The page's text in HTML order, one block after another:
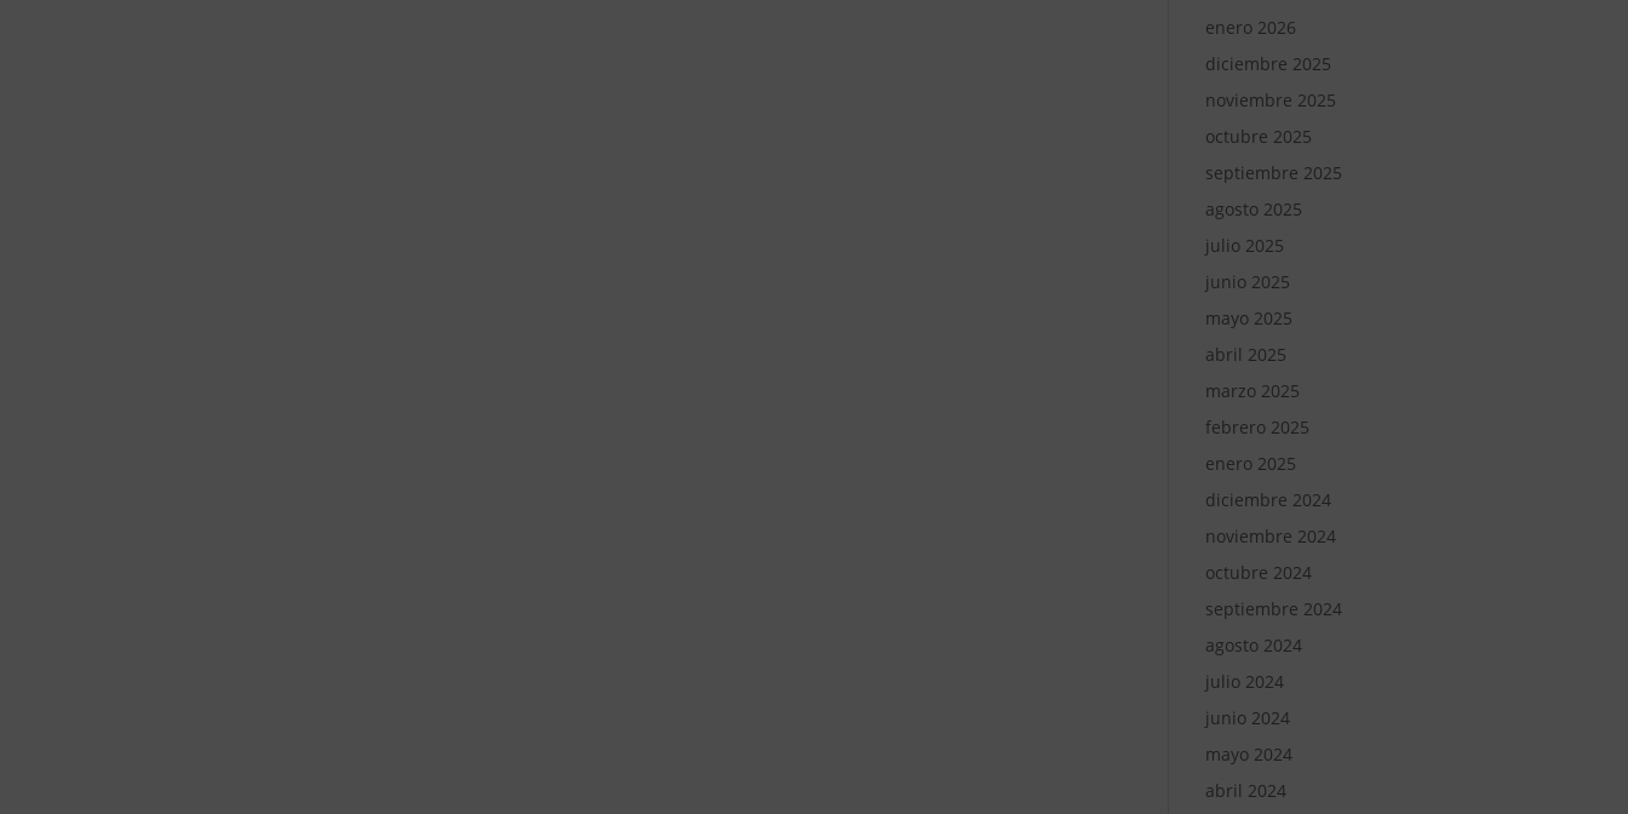
enero 2026
diciembre 2025
noviembre 2025
octubre 2025
septiembre 2025
agosto 2025
julio 2025
junio 2025
mayo 2025
abril 2025
marzo 2025
febrero 2025
enero 2025
diciembre 2024
noviembre 2024
octubre 2024
septiembre 2024
agosto 2024
julio 2024
junio 2024
mayo 2024
abril 2024